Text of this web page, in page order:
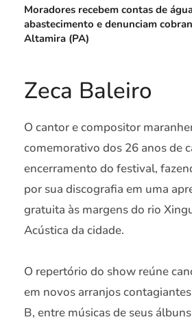
Moradores recebem contas de
abastecimento e denunciam
Altamira (PA)
Zeca Baleiro
O cantor e compositor
comemorativo dos 26 anos de
encerramento do festival,
por sua discografia em uma
gratuita às margens do rio
Acústica da cidade.
O repertório do show reúne
em novos arranjos
B, entre músicas de seus